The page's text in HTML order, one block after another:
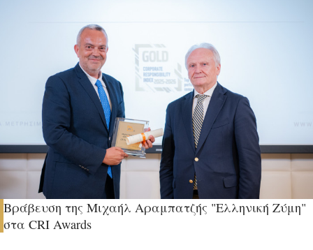
Βράβευση της Μιχαήλ Αραμπατζής "Ελληνική Ζύμη"
στα CRI Awards